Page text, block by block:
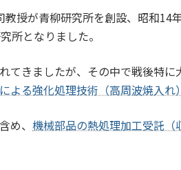
授が青柳研究所を創設、昭和14
所となりました。
てきましたが、その中で戦後特
よる強化処理技術（高周波焼入れ）
め、 機械部品の熱処理加工受託（